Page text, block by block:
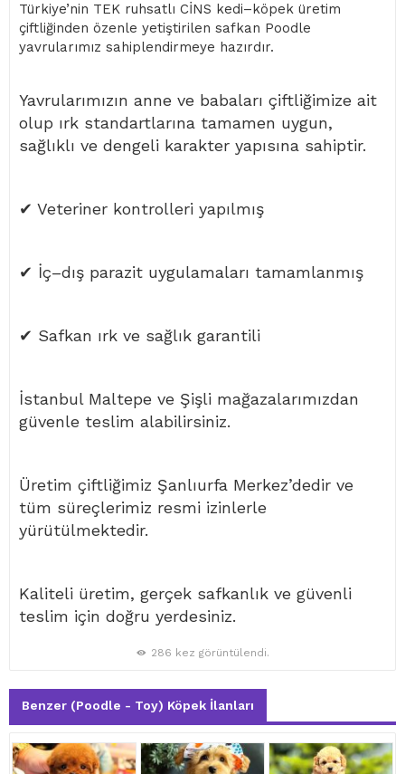
Türkiye’nin TEK ruhsatlı CİNS kedi–köpek üretim
çiftliğinden özenle yetiştirilen safkan Poodle
yavrularımız sahiplendirmeye hazırdır.
Yavrularımızın anne ve babaları çiftliğimize ait
olup ırk standartlarına tamamen uygun,
sağlıklı ve dengeli karakter yapısına sahiptir.
✔ Veteriner kontrolleri yapılmış
✔ İç–dış parazit uygulamaları tamamlanmış
✔ Safkan ırk ve sağlık garantili
İstanbul Maltepe ve Şişli mağazalarımızdan
güvenle teslim alabilirsiniz.
Üretim çiftliğimiz Şanlıurfa Merkez’dedir ve
tüm süreçlerimiz resmi izinlerle
yürütülmektedir.
Kaliteli üretim, gerçek safkanlık ve güvenli
teslim için doğru yerdesiniz.
286 kez görüntülendi.
Benzer (Poodle - Toy) Köpek İlanları